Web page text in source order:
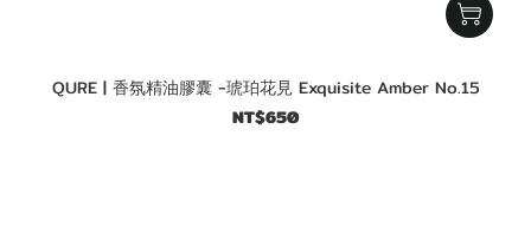
QURE | 香氛精油膠囊 -琥珀花見 Exquisite Amber No.15
NT$650